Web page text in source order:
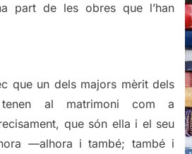
part de les obres que l’han
que un dels majors mèrit dels
al matrimoni com a
que són ella i el seu
—alhora i també; també i